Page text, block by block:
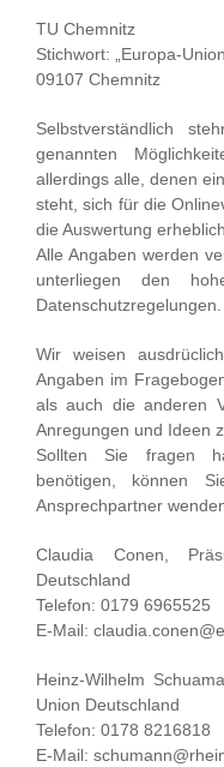
TU Chemnitz
Stichwort: „Europa-
09107 Chemnitz
Selbstverständlich
genannten
allerdings alle, denen
steht, sich für die
die Auswertung
Alle Angaben werden
unterliegen den
Datenschutzregelungen.
Wir weisen
Angaben im
als auch die anderen
Anregungen und Ideen
Sollten Sie fragen
benötigen, können
Ansprechpartner
Claudia Conen,
Deutschland
Telefon: 0179 6965525
E-Mail:
Heinz-Wilhelm
Union Deutschland
Telefon: 0178 8216818
E-Mail: